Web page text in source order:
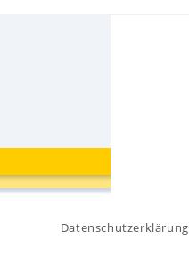
Datenschutzerklärung